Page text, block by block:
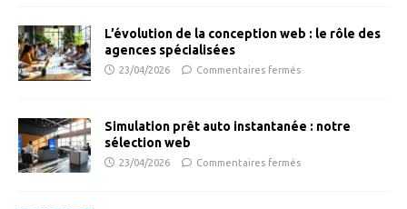
L’évolution de la conception web : le rôle des
agences spécialisées
23/04/2026 Commentaires fermés
Simulation prêt auto instantanée : notre
sélection web
23/04/2026 Commentaires fermés